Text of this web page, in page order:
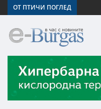
ОТ ПТИЧИ ПОГЛЕД